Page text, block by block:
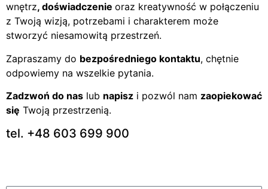
wnętrz, doświadczenie oraz kreatywność w połączeniu
z Twoją wizją, potrzebami i charakterem może
stworzyć niesamowitą przestrzeń.
Zapraszamy do bezpośredniego kontaktu, chętnie
odpowiemy na wszelkie pytania.
Zadzwoń do nas lub napisz i pozwól nam zaopiekować
się Twoją przestrzenią.
tel. +48 603 699 900